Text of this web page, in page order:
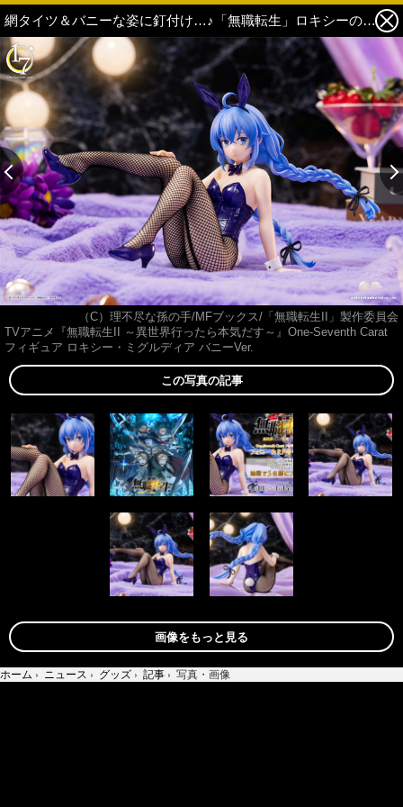
網タイツ＆バニーな姿に釘付け…♪「無職転生」ロキシーのフィギュアがプライズ登場！～アミューズメント施設行ったら本気出す～ 5枚目の写真・画像
（C）理不尽な孫の手/MFブックス/「無職転生II」製作委員会
TVアニメ『無職転生II ～異世界行ったら本気だす～』One-Seventh Carat
フィギュア ロキシー・ミグルディア バニーVer.
この写真の記事
画像をもっと見る
ホーム › ニュース › グッズ › 記事 › 写真・画像